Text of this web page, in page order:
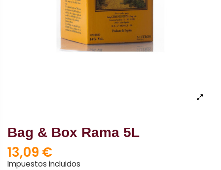
Bag & Box Rama 5L
13,09 €
Impuestos incluidos